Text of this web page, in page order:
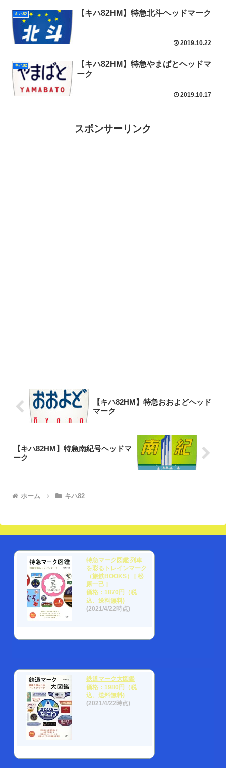
キハ82 【キハ82HM】特急北斗ヘッドマーク
2019.10.22
キハ82
【キハ82HM】特急やまばとヘッドマ
ーク
2019.10.17
スポンサーリンク
【キハ82HM】特急おおよどヘッド
マーク
【キハ82HM】特急南紀号ヘッドマ
ーク
ホーム キハ82
特急マーク図鑑 列車
を彩るトレインマーク
（旅鉄BOOKS） [ 松
原一己 ]
価格：1870円（税
込、送料無料)
(2021/4/22時点)
鉄道マーク大図鑑
価格：1980円（税
込、送料無料)
(2021/4/22時点)